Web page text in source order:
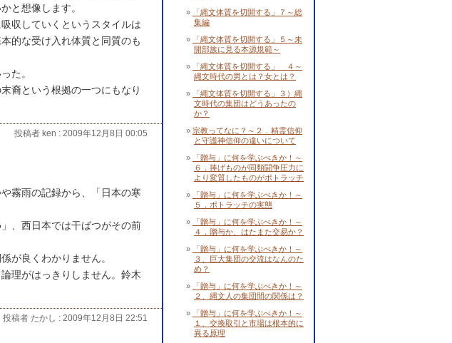
と想像します。
収していくというスタイルは
的な受け入れ体質と同質のも
た。
裔という根拠の一つにもなり
投稿者 ken : 2009年12月8日 00:05
霧雨の記録から、「日本の寒
、西日本では干ばつがその前
が良くわかりません。
理がはっきりしません。鈴木
投稿者 たかし : 2009年12月8日 22:51
「縄文体質を切開する」７～総
集編
「縄文体質を切開する」５～未
開部族に見る本源規範～
「縄文体質を切開する」 ４～
縄文時代の男とは？女とは？
「縄文体質を切開する」３）縄
文時代の集団はどうあったの
か？
宗教ってなに？～２．精霊信仰
と守護神信仰の違いについて
「贈与」に何を学ぶべきか！～
６．捧げものが同類闘争圧力に
より変質したものがポトラッチ
「贈与」に何を学ぶべきか！～
５．ポトラッチの実態
「贈与」に何を学ぶべきか！～
４．贈与か、はたまた交易か？
「贈与」に何を学ぶべきか！～
３、巨大集団の交流はなんのた
め？
「贈与」に何を学ぶべきか！～
２、縄文人の集団間の関係は？
「贈与」に何を学ぶべきか！～
１、交換取引と市場は根本的に
異る原理